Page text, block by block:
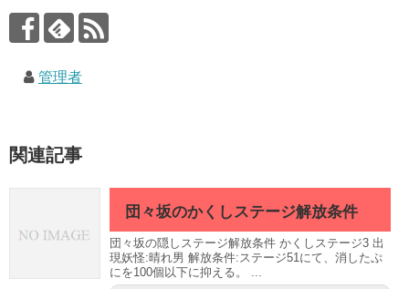
管理者
関連記事
団々坂のかくしステージ解放条件
団々坂の隠しステージ解放条件 かくしステージ3 出
現妖怪:晴れ男 解放条件:ステージ51にて、消したぷ
にを100個以下に抑える。 ...